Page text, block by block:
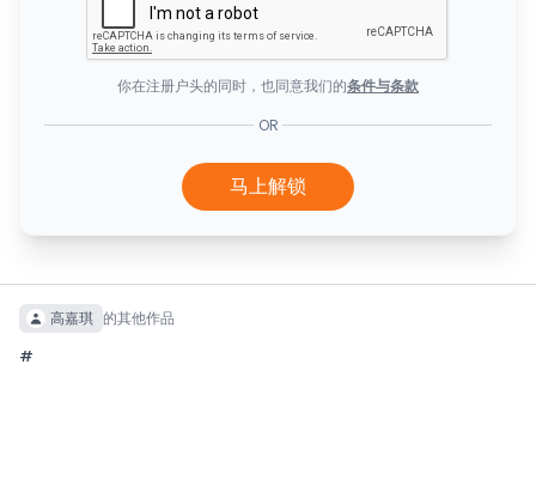
你在注册户头的同时，也同意我们的条件与条款
OR
马上解锁
高嘉琪 的其他作品
#